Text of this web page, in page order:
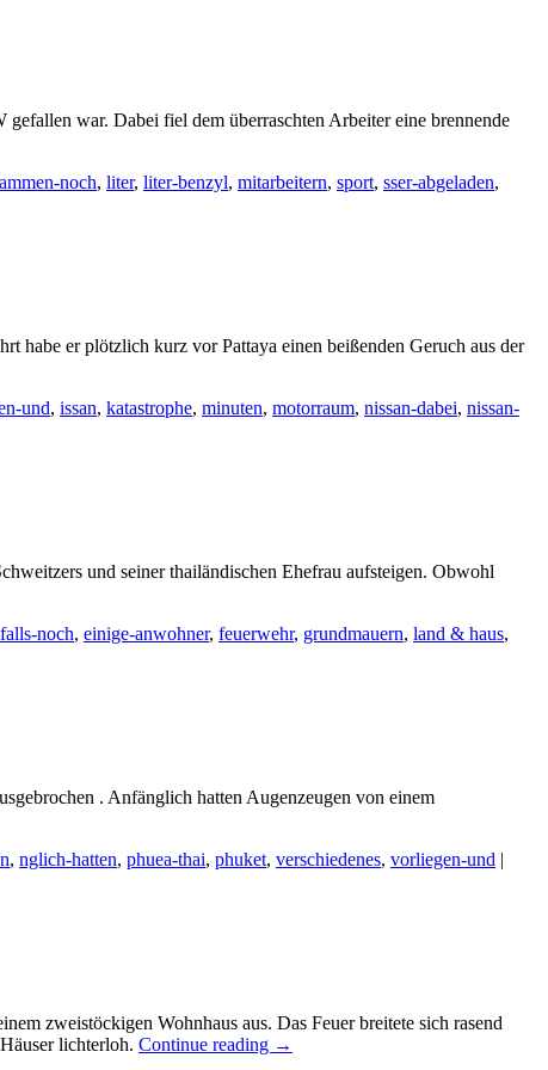
war. Dabei fiel dem überraschten Arbeiter eine brennende
noch, liter, liter-benzyl, mitarbeitern, sport, sser-abgeladen,
habe er plötzlich kurz vor Pattaya einen beißenden Geruch aus der
und, issan, katastrophe, minuten, motorraum, nissan-dabei, nissan-
und seiner thailändischen Ehefrau aufsteigen. Obwohl
noch, einige-anwohner, feuerwehr, grundmauern, land & haus,
. Anfänglich hatten Augenzeugen von einem
, nglich-hatten, phuea-thai, phuket, verschiedenes, vorliegen-und |
zweistöckigen Wohnhaus aus. Das Feuer breitete sich rasend
lichterloh. Continue reading →